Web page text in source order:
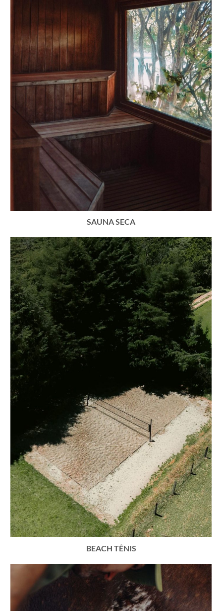
SAUNA SECA
BEACH TÊNIS